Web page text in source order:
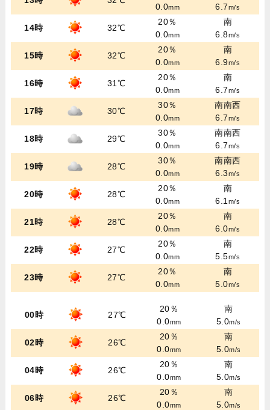
0.0mm
6.7m/s
14時 32℃
20％
0.0mm
南
6.8m/s
15時 32℃
20％
0.0mm
南
6.9m/s
16時 31℃
20％
0.0mm
南
6.7m/s
17時 30℃
30％
0.0mm
南南西
6.7m/s
18時 29℃
30％
0.0mm
南南西
6.7m/s
19時 28℃
30％
0.0mm
南南西
6.3m/s
20時 28℃
20％
0.0mm
南
6.1m/s
21時 28℃
20％
0.0mm
南
6.0m/s
22時 27℃
20％
0.0mm
南
5.5m/s
23時 27℃
20％
0.0mm
南
5.0m/s
00時 27℃
20％
0.0mm
南
5.0m/s
02時 26℃
20％
0.0mm
南
5.0m/s
04時 26℃
20％
0.0mm
南
5.0m/s
06時 26℃
20％
0.0mm
南
5.0m/s